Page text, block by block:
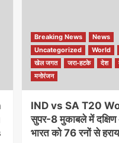
Breaking News
News
Uncategorized
World
खेल जगत
जरा-हटके देश
मनोरंजन
IND vs SA T20
सुपर-8 मुकाबले में
भारत को 76 रनों से